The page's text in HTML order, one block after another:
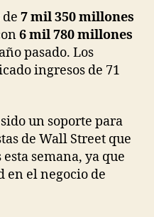
7 mil 350 millones
6 mil 780 millones
pasado. Los
ingresos de 71
un soporte para
de Wall Street que
semana, ya que
en el negocio de